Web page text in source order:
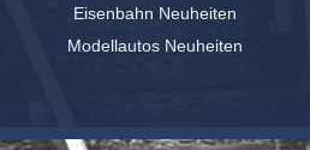
Eisenbahn Neuheiten
Modellautos Neuheiten